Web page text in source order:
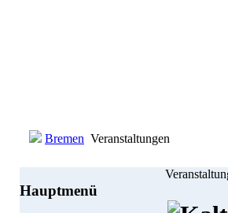
Bremen Veranstaltungen
Hauptmenü